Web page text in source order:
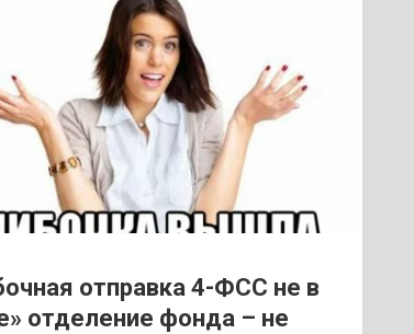
отправка 4-ФСС не в
отделение фонда – не